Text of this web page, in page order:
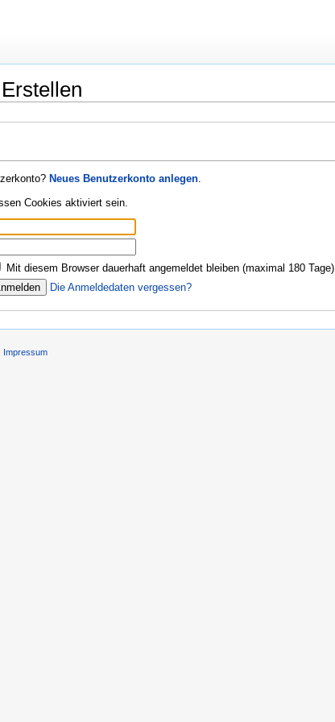
Neues Benutzerkonto anlegen.
Cookies aktiviert sein.
Mit diesem Browser dauerhaft angemeldet bleiben (maximal 180 Tage)
Die Anmeldedaten vergessen?
Impressum